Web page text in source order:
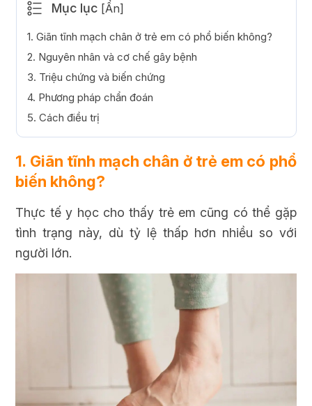
Mục lục [Ẩn]
1. Giãn tĩnh mạch chân ở trẻ em có phổ biến không?
2. Nguyên nhân và cơ chế gây bệnh
3. Triệu chứng và biến chứng
4. Phương pháp chẩn đoán
5. Cách điều trị
1. Giãn tĩnh mạch chân ở trẻ em có phổ
biến không?
Thực tế y học cho thấy trẻ em cũng có thể gặp
tình trạng này, dù tỷ lệ thấp hơn nhiều so với
người lớn.